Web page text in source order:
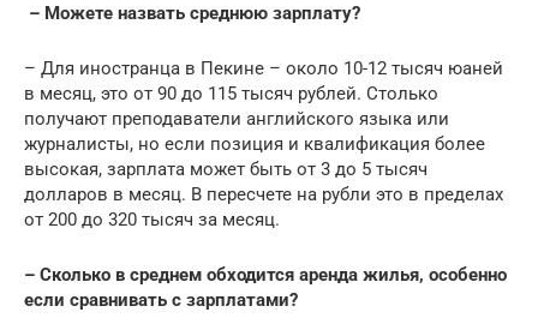
– Можете назвать среднюю зарплату?
– Для иностранца в Пекине – около 10-12 тысяч юаней
в месяц, это от 90 до 115 тысяч рублей. Столько
получают преподаватели английского языка или
журналисты, но если позиция и квалификация более
высокая, зарплата может быть от 3 до 5 тысяч
долларов в месяц. В пересчете на рубли это в пределах
от 200 до 320 тысяч за месяц.
– Сколько в среднем обходится аренда жилья, особенно
если сравнивать с зарплатами?